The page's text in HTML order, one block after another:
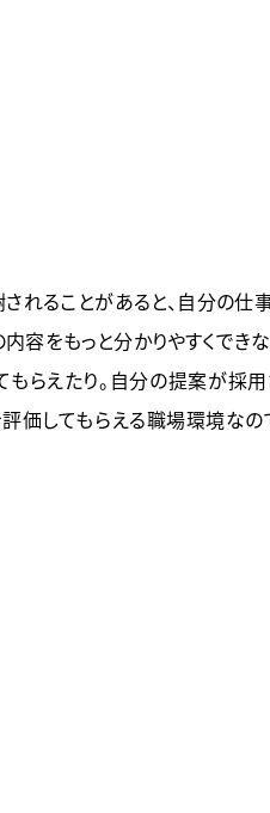
れることがあると、自分の仕
容をもっと分かりやすくでき
らえたり。自分の提案が採用
価してもらえる職場環境なの